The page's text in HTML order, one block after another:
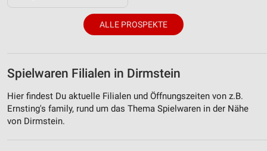
ALLE PROSPEKTE
Spielwaren Filialen in Dirmstein
Hier findest Du aktuelle Filialen und Öffnungszeiten von z.B.
Ernsting's family, rund um das Thema Spielwaren in der Nähe
von Dirmstein.